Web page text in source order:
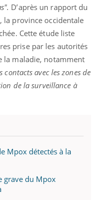
D’après un rapport du
la province occidentale
Cette étude liste
prise par les autorités
la maladie, notamment
contacts avec les zones de
de la surveillance à
Mpox détectés à la
grave du Mpox